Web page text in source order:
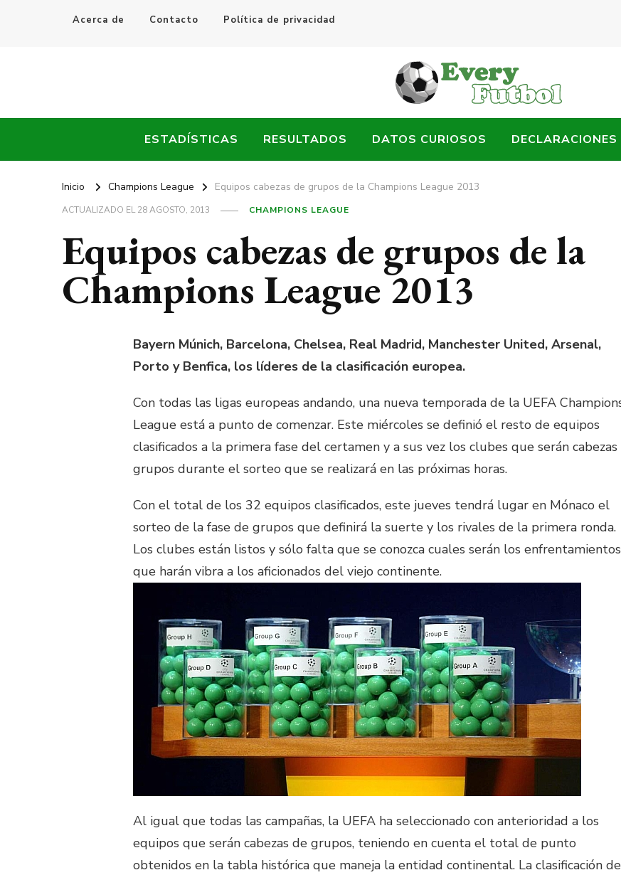
Acerca de Contacto Política de privacidad
Every Fútbol
ESTADÍSTICAS RESULTADOS DATOS CURIOSOS DECLARACIONES
Inicio Champions League Equipos cabezas de grupos de la Champions League 2013
ACTUALIZADO EL28 AGOSTO, 2013 CHAMPIONS LEAGUE
Equipos cabezas de grupos de la
Champions League 2013
Bayern Múnich, Barcelona, Chelsea, Real Madrid, Manchester United, Arsenal,
Porto y Benfica, los líderes de la clasificación europea.
Con todas las ligas europeas andando, una nueva temporada de la UEFA
League está a punto de comenzar. Este miércoles se definió el resto de equipos
clasificados a la primera fase del certamen y a sus vez los clubes que serán
grupos durante el sorteo que se realizará en las próximas horas.
Con el total de los 32 equipos clasificados, este jueves tendrá lugar en Mónaco el
sorteo de la fase de grupos que definirá la suerte y los rivales de la primera ronda.
Los clubes están listos y sólo falta que se conozca cuales serán los enfrentamientos
que harán vibra a los aficionados del viejo continente.
Al igual que todas las campañas, la UEFA ha seleccionado con anterioridad a los
equipos que serán cabezas de grupos, teniendo en cuenta el total de punto
obtenidos en la tabla histórica que maneja la entidad continental. La clasificación